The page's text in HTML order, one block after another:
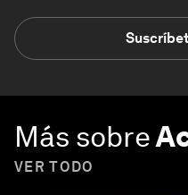
Más sobre
VER TODO